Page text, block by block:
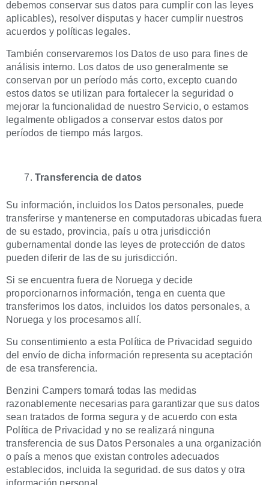
debemos conservar sus datos para cumplir con las leyes
aplicables), resolver disputas y hacer cumplir nuestros
acuerdos y políticas legales.
También conservaremos los Datos de uso para fines de
análisis interno. Los datos de uso generalmente se
conservan por un período más corto, excepto cuando
estos datos se utilizan para fortalecer la seguridad o
mejorar la funcionalidad de nuestro Servicio, o estamos
legalmente obligados a conservar estos datos por
períodos de tiempo más largos.
Transferencia de datos
Su información, incluidos los Datos personales, puede
transferirse y mantenerse en computadoras ubicadas fuera
de su estado, provincia, país u otra jurisdicción
gubernamental donde las leyes de protección de datos
pueden diferir de las de su jurisdicción.
Si se encuentra fuera de Noruega y decide
proporcionarnos información, tenga en cuenta que
transferimos los datos, incluidos los datos personales, a
Noruega y los procesamos allí.
Su consentimiento a esta Política de Privacidad seguido
del envío de dicha información representa su aceptación
de esa transferencia.
Benzini Campers tomará todas las medidas
razonablemente necesarias para garantizar que sus datos
sean tratados de forma segura y de acuerdo con esta
Política de Privacidad y no se realizará ninguna
transferencia de sus Datos Personales a una organización
o país a menos que existan controles adecuados
establecidos, incluida la seguridad. de sus datos y otra
información personal.